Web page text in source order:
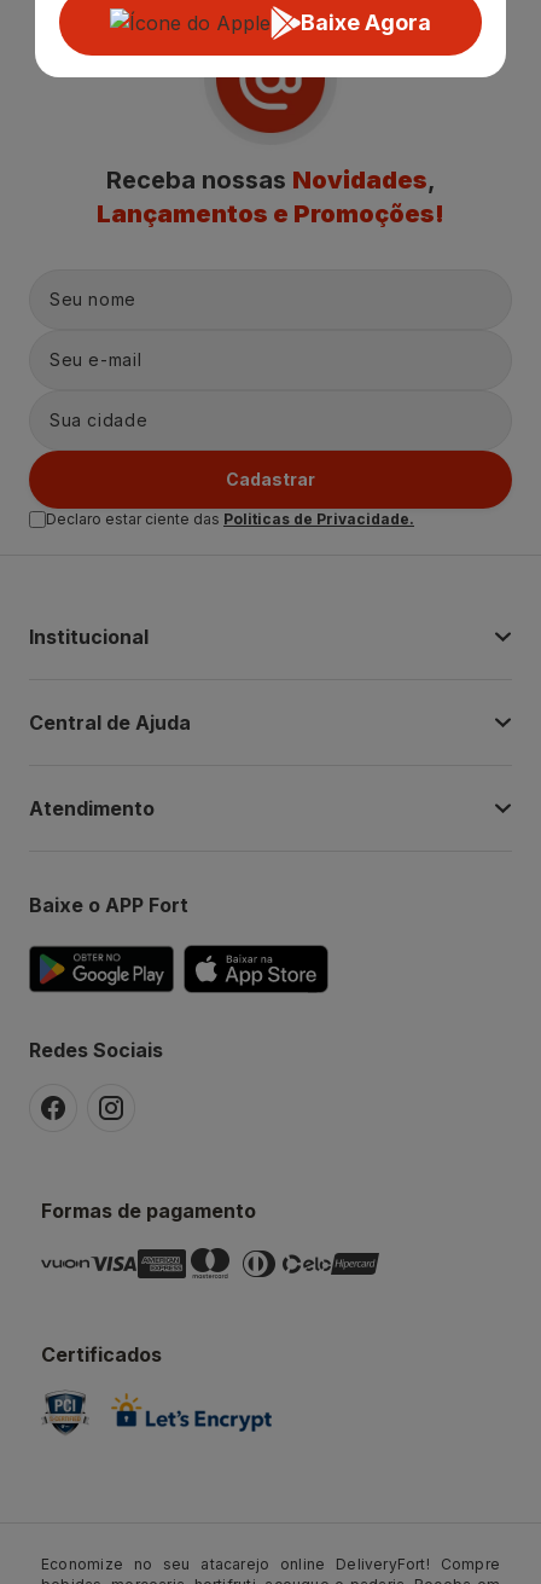
Baixe Agora
Receba nossas Novidades,
Lançamentos e Promoções!
Cadastrar
Declaro estar ciente das Politicas de Privacidade.
Institucional
Central de Ajuda
Atendimento
Baixe o APP Fort
Redes Sociais
Formas de pagamento
Certificados
Economize no seu atacarejo online DeliveryFort! Compre